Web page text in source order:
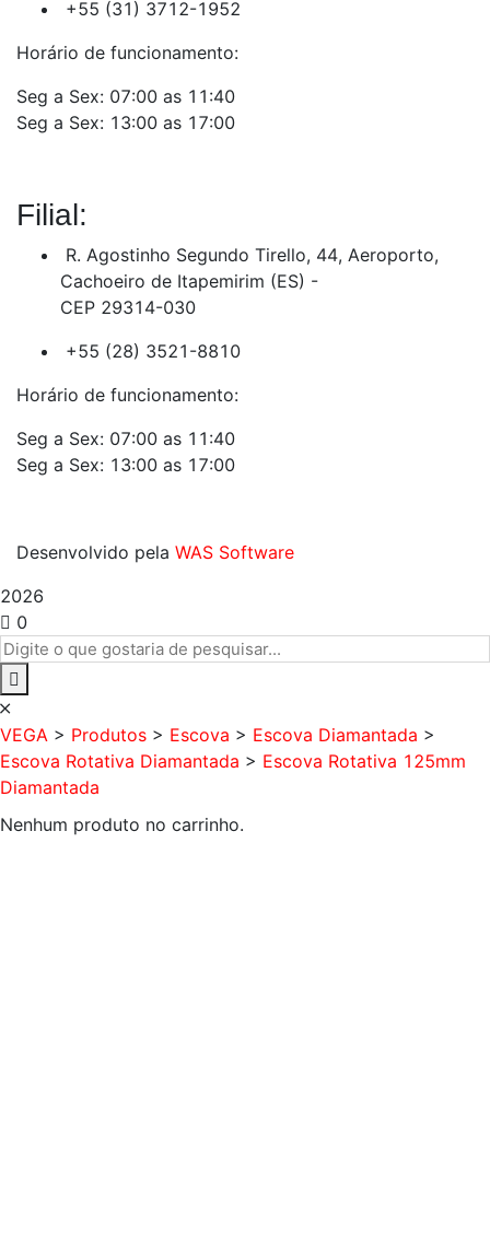
+55 (31) 3712-1952
Horário de funcionamento:
Seg a Sex: 07:00 as 11:40
Seg a Sex: 13:00 as 17:00
Filial:
R. Agostinho Segundo Tirello, 44, Aeroporto,
Cachoeiro de Itapemirim (ES) -
CEP 29314-030
+55 (28) 3521-8810
Horário de funcionamento:
Seg a Sex: 07:00 as 11:40
Seg a Sex: 13:00 as 17:00
Desenvolvido pela WAS Software
2026
0
VEGA > Produtos > Escova > Escova Diamantada >
Escova Rotativa Diamantada > Escova Rotativa 125mm
Diamantada
Nenhum produto no carrinho.